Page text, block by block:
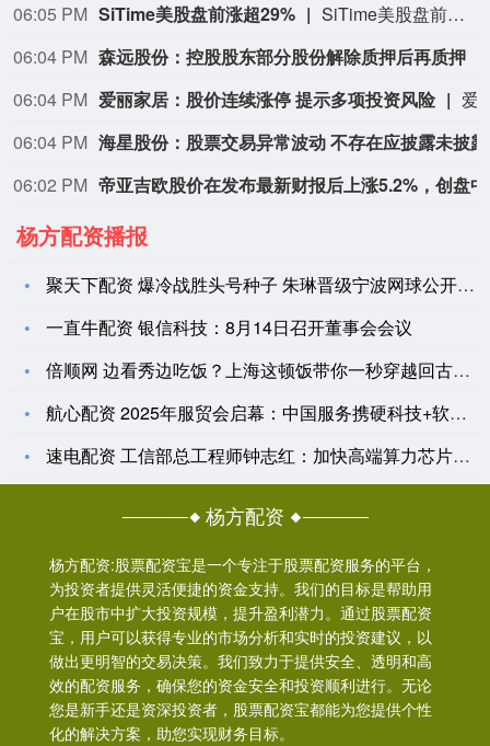
06:05 PM SiTime美股盘前涨超29%
SiTime美股盘前涨超29%，现报705.7美元。
06:04 PM 森远股份：控股股东部分股份解除质押后再质押
06:04 PM 爱丽家居：股价连续涨停 提示多项投资风险
06:04 PM
06:02 PM
杨方配资播报
聚天下配资 爆冷战胜头号种子 朱琳晋级宁波网球公开赛八强
一直牛配资 银信科技：8月14日召开董事会会议
倍顺网 边看秀边吃饭？上海这顿饭带你一秒穿越回古代，解锁帝王
航心配资 2025年服贸会启幕：中国服务携硬科技+软经验出海
速电配资 工信部总工程师钟志红：加快高端算力芯片等技术攻关
杨方配资
杨方配资:股票配资宝是一个专注于股票配资服务的平台，
为投资者提供灵活便捷的资金支持。我们的目标是帮助用
户在股市中扩大投资规模，提升盈利潜力。通过股票配资
宝，用户可以获得专业的市场分析和实时的投资建议，以
做出更明智的交易决策。我们致力于提供安全、透明和高
效的配资服务，确保您的资金安全和投资顺利进行。无论
您是新手还是资深投资者，股票配资宝都能为您提供个性
化的解决方案，助您实现财务目标。